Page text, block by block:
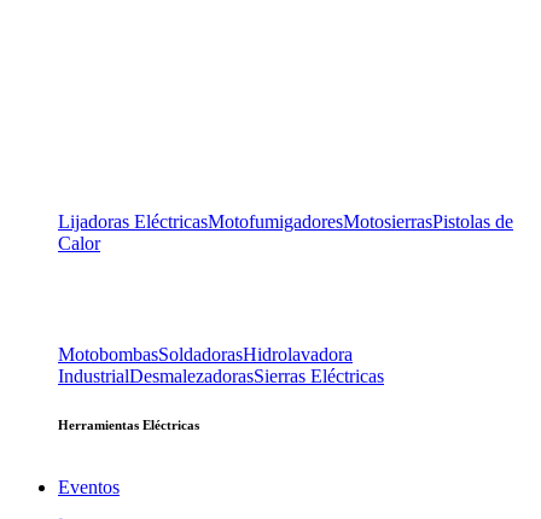
Lijadoras EléctricasMotofumigadoresMotosierrasPistolas de
Calor
MotobombasSoldadorasHidrolavadora
IndustrialDesmalezadorasSierras Eléctricas
Herramientas Eléctricas
Eventos